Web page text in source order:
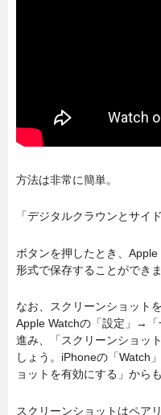
方法は非常に簡単。
「デジタルクラウンとサイ
ボタンを押したとき、
形式で保存することができま
なお、スクリーンショット
Apple Watchの「設定」→
進み、「スクリーンショッ
しょう。iPhoneの「
ョットを有効にする」から
スクリーンショットはペア